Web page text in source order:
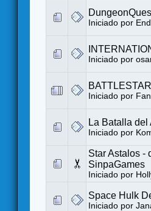
Iniciado por
Iniciado por
Iniciado por
La Batalla
Iniciado por
Star Astalos -
SinpaGames
Iniciado por
Space Hulk
Iniciado por